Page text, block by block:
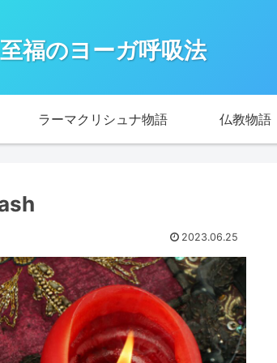
至福のヨーガ呼吸法
ラーマクリシュナ物語 仏教物語
2023.06.25